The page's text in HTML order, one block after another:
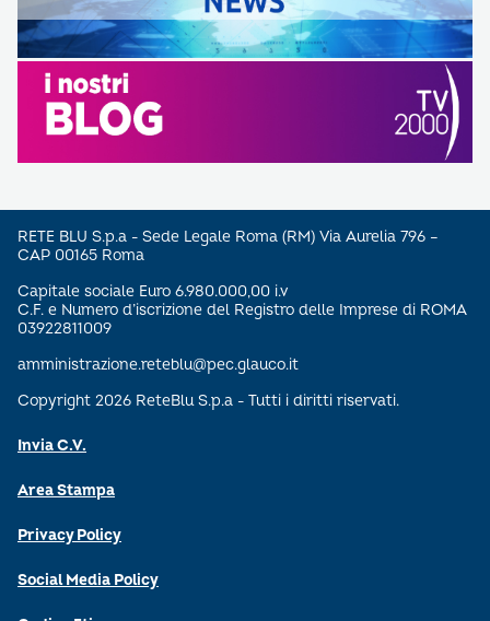
RETE BLU S.p.a - Sede Legale Roma (RM) Via Aurelia 796 –
CAP 00165 Roma
Capitale sociale Euro 6.980.000,00 i.v
C.F. e Numero d’iscrizione del Registro delle Imprese di ROMA
03922811009
amministrazione.reteblu@pec.glauco.it
Copyright 2026 ReteBlu S.p.a - Tutti i diritti riservati.
Invia C.V.
Area Stampa
Privacy Policy
Social Media Policy